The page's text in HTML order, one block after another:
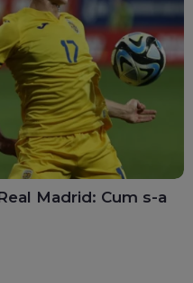
Madrid: Cum s-a